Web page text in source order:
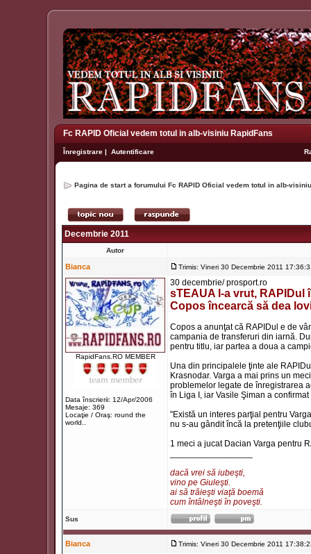
Fc RAPID Oficial vedem totul in alb-visiniu RapidFans
Înregistrare | Autentificare
Pagina de start a forumului Fc RAPID Oficial vedem totul in alb-
Decembrie 2011
Autor
Bianca Trimis: Vineri 30 Decembrie 2011
RapidFans.RO MEMBER
Data înscrierii: 12/Apr/2006
Mesaje: 369
Locaţie / Oraş: round the
world..
30 decembrie/ prosport.ro
sTEAUA l-a vrut, RAPIDul
Copos încearcă să dea
Copos a anunţat că RAPIDul e de
campania de transferuri din iarnă.
pentru titlu, iar partea a doua a
Una din principalele ţinte ale
Krasnodar. Varga a mai prins un
problemelor legate de înregistrarea
în Liga I, iar Vasile Şiman a
"Există un interes parţial pentru
nu s-au gândit încă la pretenţiile
1 meci a jucat Dacian Varga pentru
dacă vrei să iubeşti,
vino pe Giuleşti.
ai să trăieşti viaţă boemă
cum întâlneşti în poveşti.
Sus
Bianca Trimis: Vineri 30 Decembrie 2011